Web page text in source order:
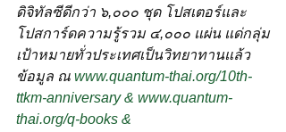
ดิจิทัลซีดีกว่า ๖,๐๐๐ ชุด โปสเตอร์และ
โปสการ์ดความรู้รวม ๔,๐๐๐ แผ่น แด่กลุ่ม
เป้าหมายทั่วประเทศเป็นวิทยาทานแล้ว
ข้อมูล ณ www.quantum-thai.org/10th-
ttkm-anniversary & www.quantum-
thai.org/q-books &